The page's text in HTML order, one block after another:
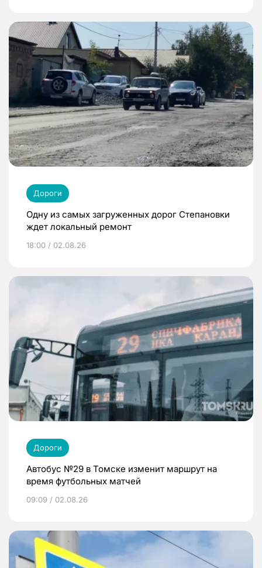
Дороги
Одну из самых загруженных дорог Степановки
ждет локальный ремонт
18:00 / 02.08.26
Дороги
Автобус №29 в Томске изменит маршрут на
время футбольных матчей
09:09 / 02.08.26